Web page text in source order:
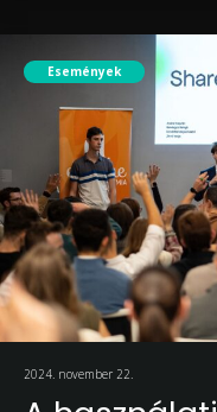
Események
2024. november 22.